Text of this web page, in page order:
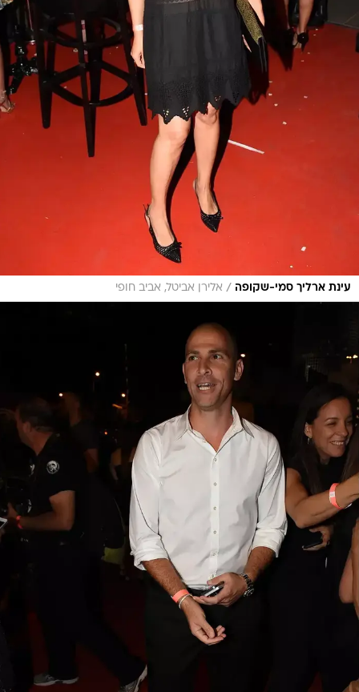
עינת ארליך סמי-שקופה / אלירן אביטל, אביב חופי